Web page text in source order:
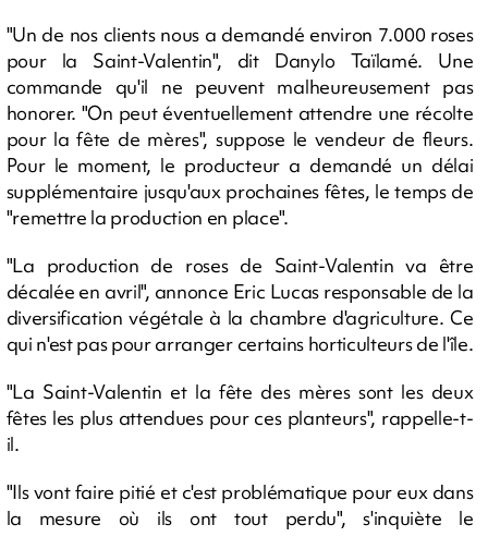
"Un de nos clients nous a demandé environ 7.000 roses
pour la Saint-Valentin", dit Danylo Taïlamé. Une
commande qu'il ne peuvent malheureusement pas
honorer. "On peut éventuellement attendre une récolte
pour la fête de mères", suppose le vendeur de fleurs.
Pour le moment, le producteur a demandé un délai
supplémentaire jusqu'aux prochaines fêtes, le temps de
"remettre la production en place".
"La production de roses de Saint-Valentin va être
décalée en avril", annonce Eric Lucas responsable de la
diversification végétale à la chambre d'agriculture. Ce
qui n'est pas pour arranger certains horticulteurs de l'île.
"La Saint-Valentin et la fête des mères sont les deux
fêtes les plus attendues pour ces planteurs", rappelle-t-
il.
"Ils vont faire pitié et c'est problématique pour eux dans
la mesure où ils ont tout perdu", s'inquiète le